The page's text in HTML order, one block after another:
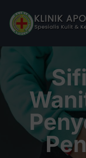
content
TENTANG KAMI
LAYANAN KAMI